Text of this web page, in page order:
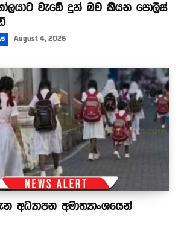
වැඩේ දුන් බව කියන පොලිස්
August 4, 2026
අධ්‍යාපන අමාත්‍යාංශයෙන්